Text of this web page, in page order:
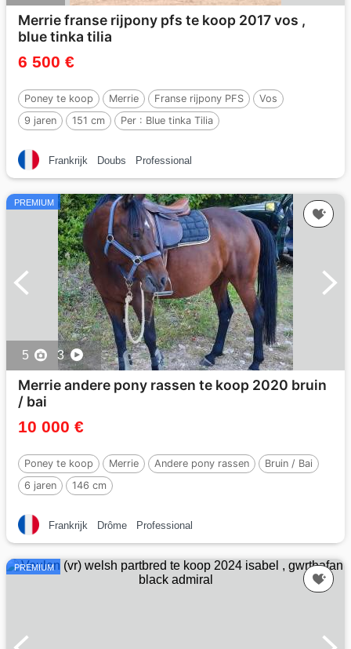
Merrie franse rijpony pfs te koop 2017 vos ,
blue tinka tilia
6 500 €
Poney te koop Merrie Franse rijpony PFS
Vos
9 jaren
151 cm Per : Blue tinka Tilia
Frankrijk Doubs Professional
PREMIUM
5 3
Merrie andere pony rassen te koop 2020 bruin
/ bai
10 000 €
Poney te koop Merrie Andere pony rassen
Bruin / Bai
6 jaren
146 cm
Frankrijk Drôme Professional
PREMIUM